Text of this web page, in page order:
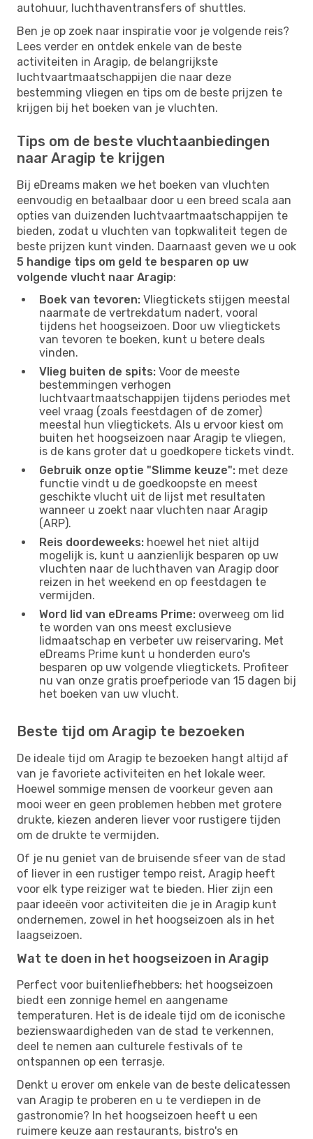
autohuur, luchthaventransfers of shuttles.
Ben je op zoek naar inspiratie voor je volgende reis?
Lees verder en ontdek enkele van de beste
activiteiten in Aragip, de belangrijkste
luchtvaartmaatschappijen die naar deze
bestemming vliegen en tips om de beste prijzen te
krijgen bij het boeken van je vluchten.
Tips om de beste vluchtaanbiedingen
naar Aragip te krijgen
Bij eDreams maken we het boeken van vluchten
eenvoudig en betaalbaar door u een breed scala aan
opties van duizenden luchtvaartmaatschappijen te
bieden, zodat u vluchten van topkwaliteit tegen de
beste prijzen kunt vinden. Daarnaast geven we u ook
5 handige tips om geld te besparen op uw
volgende vlucht naar Aragip:
Boek van tevoren: Vliegtickets stijgen meestal
naarmate de vertrekdatum nadert, vooral
tijdens het hoogseizoen. Door uw vliegtickets
van tevoren te boeken, kunt u betere deals
vinden.
Vlieg buiten de spits: Voor de meeste
bestemmingen verhogen
luchtvaartmaatschappijen tijdens periodes met
veel vraag (zoals feestdagen of de zomer)
meestal hun vliegtickets. Als u ervoor kiest om
buiten het hoogseizoen naar Aragip te vliegen,
is de kans groter dat u goedkopere tickets vindt.
Gebruik onze optie "Slimme keuze": met deze
functie vindt u de goedkoopste en meest
geschikte vlucht uit de lijst met resultaten
wanneer u zoekt naar vluchten naar Aragip
(ARP).
Reis doordeweeks: hoewel het niet altijd
mogelijk is, kunt u aanzienlijk besparen op uw
vluchten naar de luchthaven van Aragip door
reizen in het weekend en op feestdagen te
vermijden.
Word lid van eDreams Prime: overweeg om lid
te worden van ons meest exclusieve
lidmaatschap en verbeter uw reiservaring. Met
eDreams Prime kunt u honderden euro's
besparen op uw volgende vliegtickets. Profiteer
nu van onze gratis proefperiode van 15 dagen bij
het boeken van uw vlucht.
Beste tijd om Aragip te bezoeken
De ideale tijd om Aragip te bezoeken hangt altijd af
van je favoriete activiteiten en het lokale weer.
Hoewel sommige mensen de voorkeur geven aan
mooi weer en geen problemen hebben met grotere
drukte, kiezen anderen liever voor rustigere tijden
om de drukte te vermijden.
Of je nu geniet van de bruisende sfeer van de stad
of liever in een rustiger tempo reist, Aragip heeft
voor elk type reiziger wat te bieden. Hier zijn een
paar ideeën voor activiteiten die je in Aragip kunt
ondernemen, zowel in het hoogseizoen als in het
laagseizoen.
Wat te doen in het hoogseizoen in Aragip
Perfect voor buitenliefhebbers: het hoogseizoen
biedt een zonnige hemel en aangename
temperaturen. Het is de ideale tijd om de iconische
bezienswaardigheden van de stad te verkennen,
deel te nemen aan culturele festivals of te
ontspannen op een terrasje.
Denkt u erover om enkele van de beste delicatessen
van Aragip te proberen en u te verdiepen in de
gastronomie? In het hoogseizoen heeft u een
ruimere keuze aan restaurants, bistro's en